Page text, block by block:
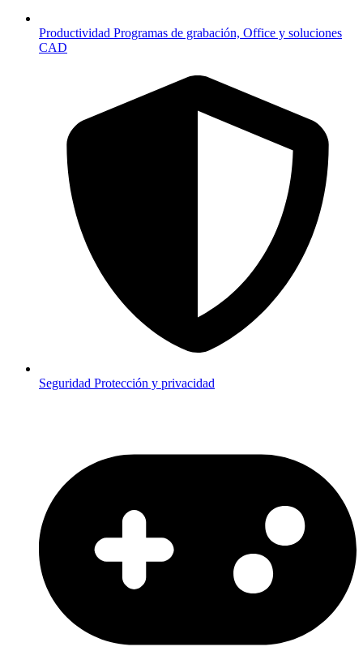
Productividad Programas de grabación, Office y soluciones
CAD
Seguridad Protección y privacidad